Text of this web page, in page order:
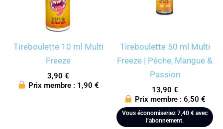
Tireboulette 10 ml Multi
Freeze
3,90 €
Prix membre : 1,90 €
Tireboulette 50 ml Multi
Freeze | Pêche, Mangue &
Passion
13,90 €
Prix membre : 6,50 €
Vous économiseriez 7,40 € avec
l’abonnement.